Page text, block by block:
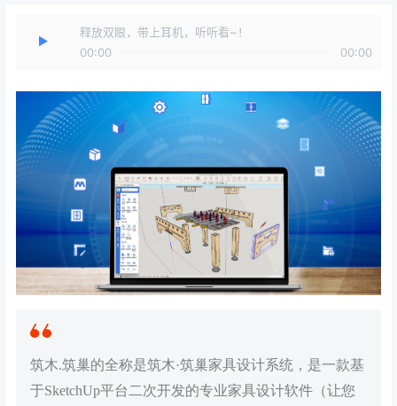
释放双眼，带上耳机，听听看~！
00:00
00:00
筑木.筑巢的全称是筑木·筑巢家具设计系统，是一款基
于SketchUp平台二次开发的专业家具设计软件（让您